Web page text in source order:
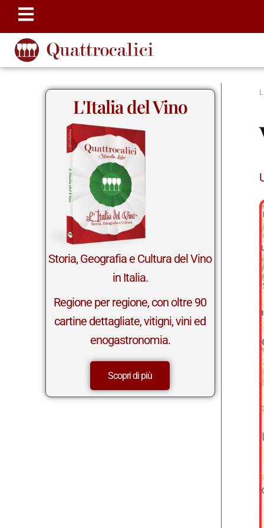
L'Italia del Vino
Storia, Geografia e Cultura del Vino
in Italia.
Regione per regione, con oltre 90
cartine dettagliate, vitigni, vini ed
enogastronomia.
Scopri di più